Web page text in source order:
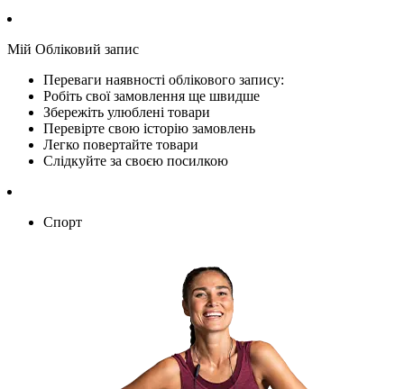
Мій Обліковий запис
Переваги наявності облікового запису:
Робіть свої замовлення ще швидше
Збережіть улюблені товари
Перевірте свою історію замовлень
Легко повертайте товари
Слідкуйте за своєю посилкою
Спорт